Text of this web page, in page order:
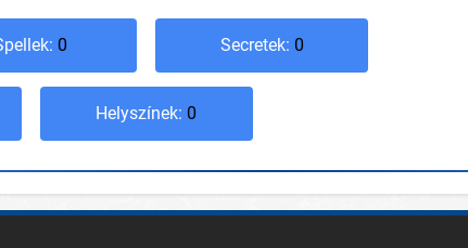
0 Secretek: 0
Helyszínek: 0